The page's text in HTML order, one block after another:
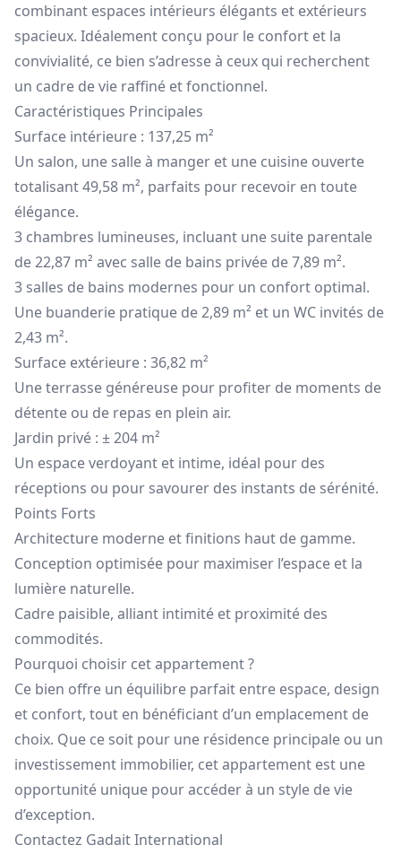
combinant espaces intérieurs élégants et extérieurs
spacieux. Idéalement conçu pour le confort et la
convivialité, ce bien s’adresse à ceux qui recherchent
un cadre de vie raffiné et fonctionnel.
Caractéristiques Principales
Surface intérieure : 137,25 m²
Un salon, une salle à manger et une cuisine ouverte
totalisant 49,58 m², parfaits pour recevoir en toute
élégance.
3 chambres lumineuses, incluant une suite parentale
de 22,87 m² avec salle de bains privée de 7,89 m².
3 salles de bains modernes pour un confort optimal.
Une buanderie pratique de 2,89 m² et un WC invités de
2,43 m².
Surface extérieure : 36,82 m²
Une terrasse généreuse pour profiter de moments de
détente ou de repas en plein air.
Jardin privé : ± 204 m²
Un espace verdoyant et intime, idéal pour des
réceptions ou pour savourer des instants de sérénité.
Points Forts
Architecture moderne et finitions haut de gamme.
Conception optimisée pour maximiser l’espace et la
lumière naturelle.
Cadre paisible, alliant intimité et proximité des
commodités.
Pourquoi choisir cet appartement ?
Ce bien offre un équilibre parfait entre espace, design
et confort, tout en bénéficiant d’un emplacement de
choix. Que ce soit pour une résidence principale ou un
investissement immobilier, cet appartement est une
opportunité unique pour accéder à un style de vie
d’exception.
Contactez Gadait International